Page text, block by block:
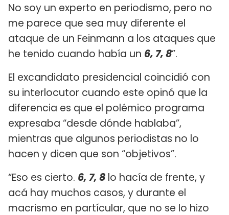
No soy un experto en periodismo, pero no
me parece que sea muy diferente el
ataque de un Feinmann a los ataques que
he tenido cuando había un 6, 7, 8”.
El excandidato presidencial coincidió con
su interlocutor cuando este opinó que la
diferencia es que el polémico programa
expresaba “desde dónde hablaba”,
mientras que algunos periodistas no lo
hacen y dicen que son “objetivos”.
“Eso es cierto. 6, 7, 8 lo hacía de frente, y
acá hay muchos casos, y durante el
macrismo en partícular, que no se lo hizo